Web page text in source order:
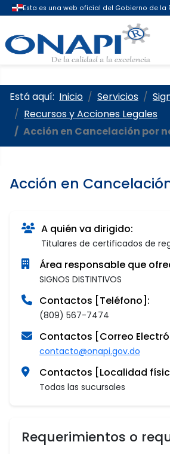
Oficina Nacional
Está aquí: Inicio Servicios
Recursos y Acciones Legales
Acción en Cancelación por
Acción en
A quién va dirigido:
Titulares de certificados de
Área responsable que
SIGNOS DISTINTIVOS
Contactos [Teléfono]:
(809) 567-7474
Contactos [Correo
contacto@onapi.gov.do
Contactos [Localidad
Todas las sucursales
Requerimientos o